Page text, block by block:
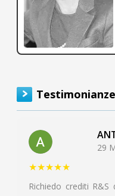
Testimonianze
29
★★★★★
Richiedo crediti